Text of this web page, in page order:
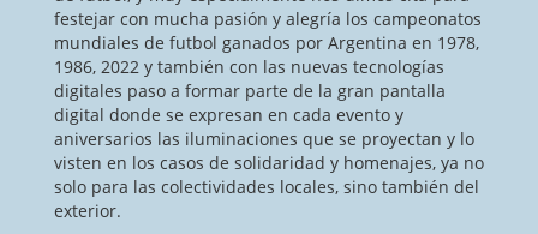
festejar con mucha pasión y alegría los campeonatos
mundiales de futbol ganados por Argentina en 1978,
1986, 2022 y también con las nuevas tecnologías
digitales paso a formar parte de la gran pantalla
digital donde se expresan en cada evento y
aniversarios las iluminaciones que se proyectan y lo
visten en los casos de solidaridad y homenajes, ya no
solo para las colectividades locales, sino también del
exterior.